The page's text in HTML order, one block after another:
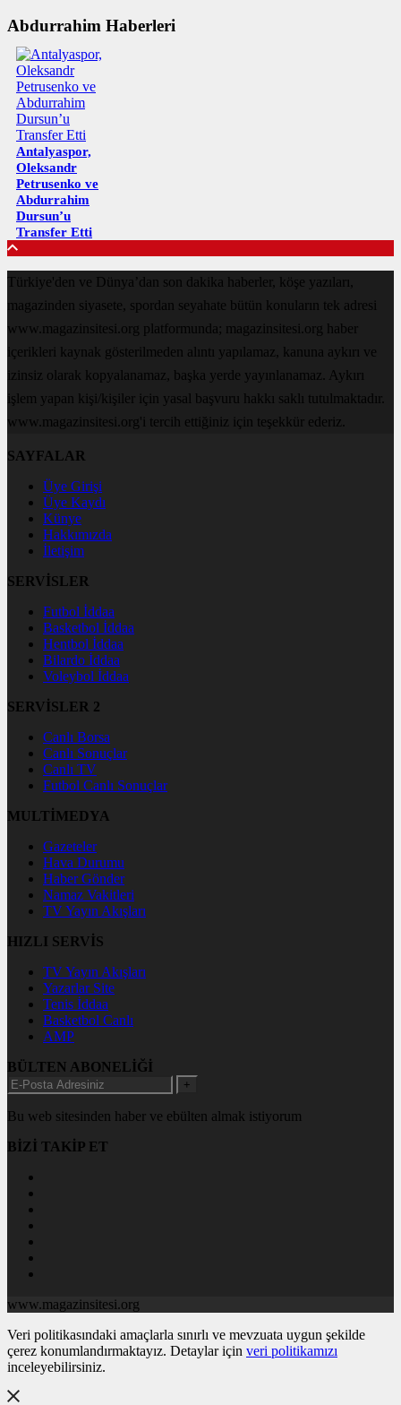
Abdurrahim Haberleri
Antalyaspor,
Oleksandr
Petrusenko ve
Abdurrahim
Dursun’u
Transfer Etti
Türkiye'den ve Dünya’dan son dakika haberler, köşe yazıları,
magazinden siyasete, spordan seyahate bütün konuların tek adresi
www.magazinsitesi.org platformunda; magazinsitesi.org haber
içerikleri kaynak gösterilmeden alıntı yapılamaz, kanuna aykırı ve
izinsiz olarak kopyalanamaz, başka yerde yayınlanamaz. Aykırı
işlem yapan kişi/kişiler için yasal başvuru hakkı saklı tutulmaktadır.
www.magazinsitesi.org'i tercih ettiğiniz için teşekkür ederiz.
SAYFALAR
Üye Girişi
Üye Kaydı
Künye
Hakkımızda
İletişim
SERVİSLER
Futbol İddaa
Basketbol İddaa
Hentbol İddaa
Bilardo İddaa
Voleybol İddaa
SERVİSLER 2
Canlı Borsa
Canlı Sonuçlar
Canlı TV
Futbol Canlı Sonuçlar
MULTİMEDYA
Gazeteler
Hava Durumu
Haber Gönder
Namaz Vakitleri
TV Yayın Akışları
HIZLI SERVİS
TV Yayın Akışları
Yazarlar Site
Tenis İddaa
Basketbol Canlı
AMP
BÜLTEN ABONELİĞİ
+
Bu web sitesinden haber ve ebülten almak istiyorum
BİZİ TAKİP ET
www.magazinsitesi.org
Veri politikasındaki amaçlarla sınırlı ve mevzuata uygun şekilde
çerez konumlandırmaktayız. Detaylar için veri politikamızı
inceleyebilirsiniz.